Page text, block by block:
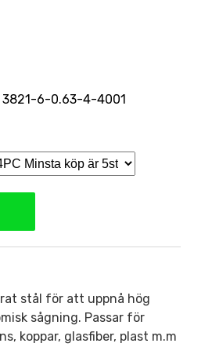
3821-6-0.63-4-4001
stål för att uppnå hög
sågning. Passar för
koppar, glasfiber, plast m.m